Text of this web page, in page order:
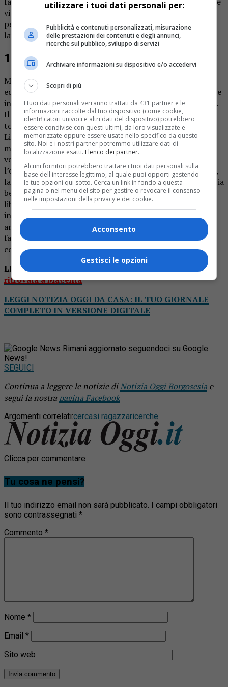
vicino. La terapia basata sull’amore che i genitori provano
per lei piano piano funziona: la ragazza inizia a mangiare,
lavora e conosce altri ragazzi, il suo ex viene arrestato.
18 anni: la libertà di scegliere
Ma arriva il giorno compleanno, Consuelo è maggiorenne
ed è libera di scegliere come vivere, lo sa bene anche lui che
infatti la contatta mentre è ancora agli arresti domiciliari.
Il 18 luglio “Consu” avvisa sua madre: “Vado a Torino, ma
torno subito” ed è di nuovo nebbia. La ragazza finisce a
Lione con il fidanzato, passano i giorni, le settimane e i
mesi tutti fatti di silenzio e angoscia. Dalla disperazione
vengono contattati i genitori di lui e la cosa sembra avere
l’effetto sperato: Consuelo telefona. Ma la voce è nervosa,
la madre a questo punto vuole essere sicura che la figlia stia
bene e non sia minacciata. Dove dorme? Dove mangia? E’
libera? Il fidanzato assicura di sì ed è pronto per un
incontro in un commissariato. Incontro che però non è
ancora avvenuto, nonostante i genitori di Consuelo siano
favorevoli. Dove e come a loro non interessa, quello che
conta è che la figlia sia libera di scegliere.
LEGGI ANCHEEsce da scuola e sparisce: ragazzina
ritrovata a Magenta
LEGGI NOTIZIA OGGI DA CASA: IL TUO GIORNALE
COMPLETO IN VERSIONE DIGITALE
Rimani aggiornato seguendoci su Google
News!
SEGUICI
Continua a leggere le notizie diNotizia Oggi Borgosesia e
segui la nostra pagina Facebook
Argomenti correlati:cercasi ragazzaricerche
Clicca per commentare
Tu cosa ne pensi?
Il tuo indirizzo email non sarà pubblicato.
I campi obbligatori
sono contrassegnati *
Commento *
Nome *
Email *
Sito web
utilizzare i tuoi dati personali per:
Pubblicità e contenuti personalizzati, misurazione
delle prestazioni dei contenuti e degli annunci,
ricerche sul pubblico, sviluppo di servizi
Archiviare informazioni su dispositivo e/o accedervi
Scopri di più
I tuoi dati personali verranno trattati da 431 partner e le
informazioni raccolte dal tuo dispositivo (come cookie,
identificatori univoci e altri dati del dispositivo) potrebbero
essere condivise con questi ultimi, da loro visualizzate e
memorizzate oppure essere usate nello specifico da questo
sito. Noi e i nostri partner potremmo utilizzare dati di
localizzazione esatti. Elenco dei partner.
Alcuni fornitori potrebbero trattare i tuoi dati personali sulla
base dell'interesse legittimo, al quale puoi opporti gestendo
le tue opzioni qui sotto. Cerca un link in fondo a questa
pagina o nel menu del sito per gestire o revocare il consenso
nelle impostazioni della privacy e dei cookie.
Acconsento
Gestisci le opzioni